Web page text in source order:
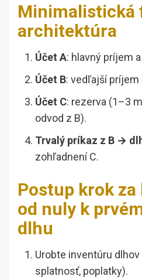
Minimalistická
architektúra
Účet A: hlavný príjem
Účet B: vedľajší
Účet C: rezerva (1–3
odvod z B).
Trvalý príkaz z B →
zohľadnení C.
Postup krok
od nuly k
dlhu
Urobte inventúru
splatnosť, poplatky).